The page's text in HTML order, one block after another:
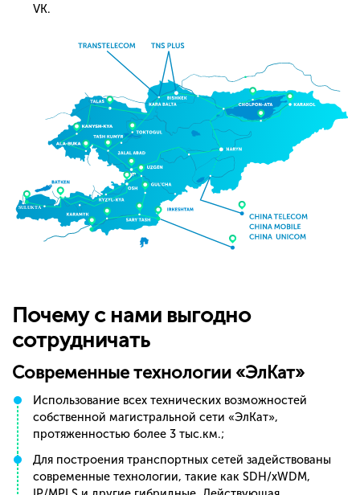
VK.
Почему с нами выгодно
сотрудничать
Современные технологии «ЭлКат»
Использование всех технических возможностей
собственной магистральной сети «ЭлКат»,
протяженностью более 3 тыс.км.;
Для построения транспортных сетей задействованы
современные технологии, такие как SDH/xWDM,